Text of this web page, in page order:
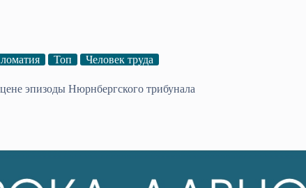
Топ Человек труда
эпизоды Нюрнбергского трибунала